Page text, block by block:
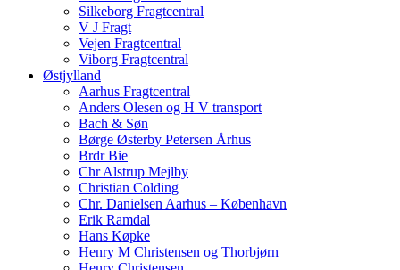
Silkeborg Fragtcentral
V J Fragt
Vejen Fragtcentral
Viborg Fragtcentral
Østjylland
Aarhus Fragtcentral
Anders Olesen og H V transport
Bach & Søn
Børge Østerby Petersen Århus
Brdr Bie
Chr Alstrup Mejlby
Christian Colding
Chr. Danielsen Aarhus – København
Erik Ramdal
Hans Køpke
Henry M Christensen og Thorbjørn